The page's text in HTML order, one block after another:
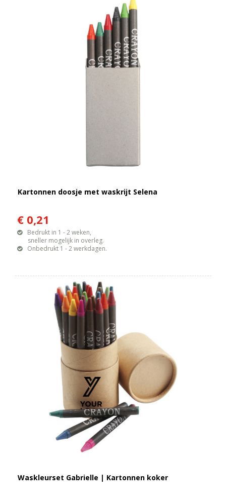
Kartonnen doosje met waskrijt Selena
€ 0,21
Bedrukt in 1 - 2 weken,
sneller mogelijk in overleg.
Onbedrukt 1 - 2 werkdagen.
Waskleurset Gabrielle | Kartonnen koker